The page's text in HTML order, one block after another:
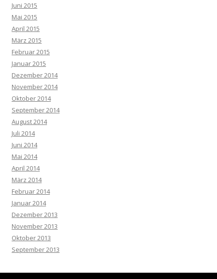
Juni 2015
Mai 2015
April 2015
März 2015
Februar 2015
Januar 2015
Dezember 2014
November 2014
Oktober 2014
September 2014
August 2014
Juli 2014
Juni 2014
Mai 2014
April 2014
März 2014
Februar 2014
Januar 2014
Dezember 2013
November 2013
Oktober 2013
September 2013